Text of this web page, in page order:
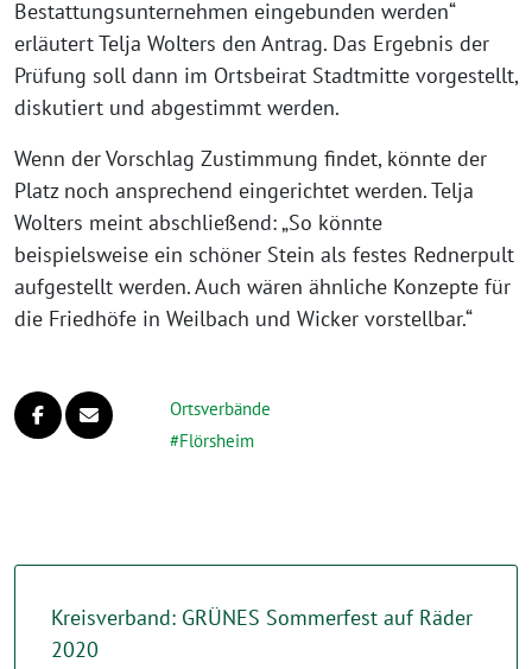
Bestattungsunternehmen eingebunden werden“
erläutert Telja Wolters den Antrag. Das Ergebnis der
Prüfung soll dann im Ortsbeirat Stadtmitte vorgestellt,
diskutiert und abgestimmt werden.
Wenn der Vorschlag Zustimmung findet, könnte der
Platz noch ansprechend eingerichtet werden. Telja
Wolters meint abschließend: „So könnte
beispielsweise ein schöner Stein als festes Rednerpult
aufgestellt werden. Auch wären ähnliche Konzepte für
die Friedhöfe in Weilbach und Wicker vorstellbar.“
Ortsverbände
Flörsheim
Kreisverband: GRÜNES Sommerfest auf Räder
2020